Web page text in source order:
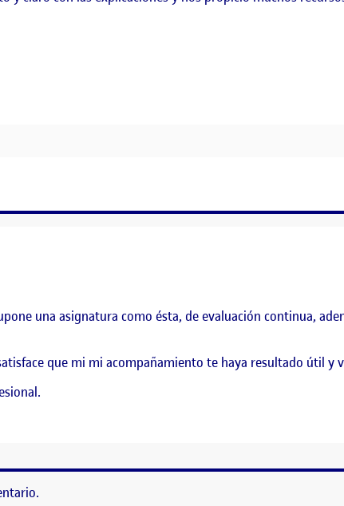
una asignatura como ésta, de evaluación continua,
que mi mi acompañamiento te haya resultado útil y